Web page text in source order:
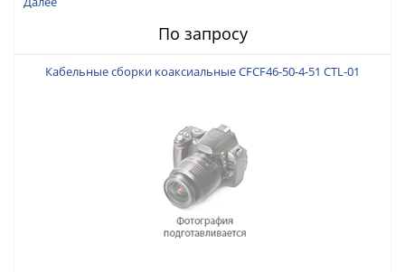
По запросу
Кабельные сборки коаксиальные CFCF46-50-4-51 CTL-01